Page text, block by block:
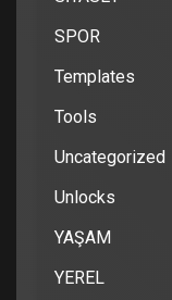
SPOR
Templates
Tools
Uncategorized
Unlocks
YAŞAM
YEREL